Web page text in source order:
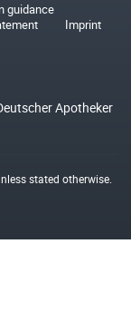
guidance
Imprint
Apotheker
stated otherwise.